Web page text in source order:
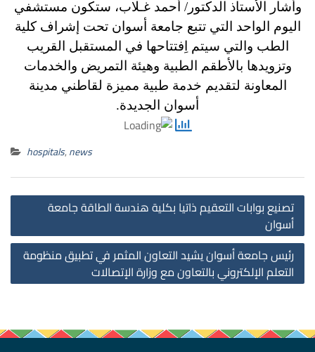
وأشار الأستاذ الدكتور/ أحمد غـلاب، ستكون مستشفي
اليوم الواحد التي تتبع جامعة أسوان تحت إشراف كلية
الطب والتي سيتم اِفتتاحها في المستقبل القريب
وتزويدها بالأطقم الطبية وهيئة التمريض والخدمات
المعاونة لتقديم خدمة طبية مميزة لقاطني مدينة
أسوان الجديدة.
hospitals,news
تصنيع بوابات التعقيم ذاتيا بكلية هندسة الطاقة جامعة
أسوان
رئيس جامعة أسوان يشيد التعاون المثمر في تطبيق منظومة
التعلم الإلكتروني بالتعاون مع وزارة الإتصالات